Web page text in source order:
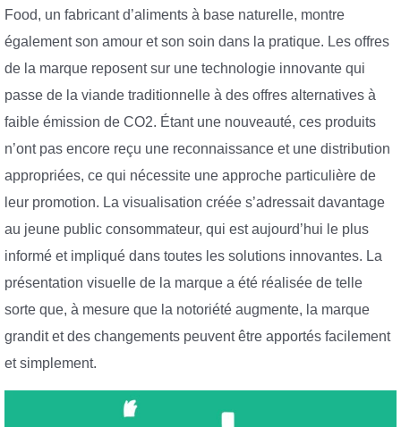
Food, un fabricant d’aliments à base naturelle, montre
également son amour et son soin dans la pratique. Les offres
de la marque reposent sur une technologie innovante qui
passe de la viande traditionnelle à des offres alternatives à
faible émission de CO2. Étant une nouveauté, ces produits
n’ont pas encore reçu une reconnaissance et une distribution
appropriées, ce qui nécessite une approche particulière de
leur promotion. La visualisation créée s’adressait davantage
au jeune public consommateur, qui est aujourd’hui le plus
informé et impliqué dans toutes les solutions innovantes. La
présentation visuelle de la marque a été réalisée de telle
sorte que, à mesure que la notoriété augmente, la marque
grandit et des changements peuvent être apportés facilement
et simplement.